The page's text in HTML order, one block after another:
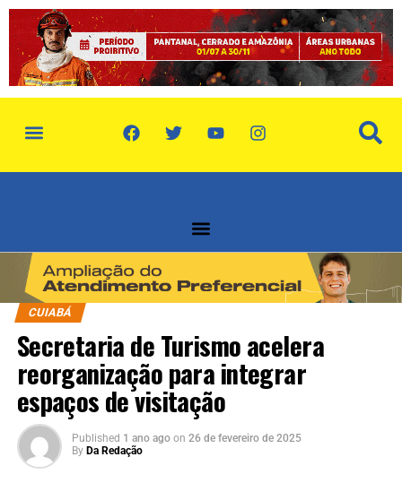
CUIABÁ
Secretaria de Turismo acelera
reorganização para integrar
espaços de visitação
Published 1 ano ago on 26 de fevereiro de 2025
By Da Redação